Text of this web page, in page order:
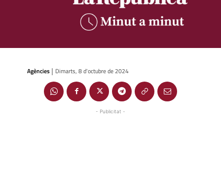
Agències | Dimarts, 8 d'octubre de 2024
- Publicitat -